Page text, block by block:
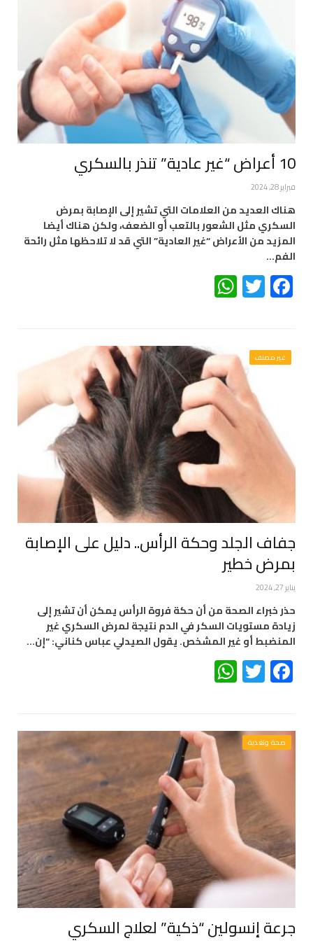
10 أعراض “غير عادية” تنذر بالسكري
فبراير 28, 2024
هناك العديد من العلامات التي تشير إلى الإصابة بمرض
السكري مثل الشعور بالتعب أو الضعف، ولكن هناك أيضا
المزيد من الأعراض “غير العادية” التي قد لا تلاحظها مثل رائحة
الفم…
Facebook
Twitter
غير مصنف
جفاف الجلد وحكة الرأس.. دليل على الإصابة
بمرض خطير
يناير 27, 2024
حذر خبراء الصحة من أن حكة فروة الرأس يمكن أن تشير إلى
زيادة مستويات السكر في الدم نتيجة لمرض السكري غير
المنضبط أو غير المشخص. يقول الصيدلي عباس كناني: “إن…
Facebook
Twitter
صحة وتغذية
جرعة إنسولين “ذكية” لعلاج السكري